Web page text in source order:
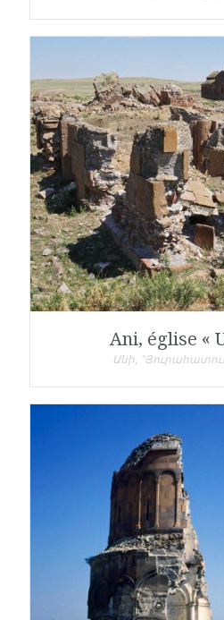
Ani, église «
Անի,